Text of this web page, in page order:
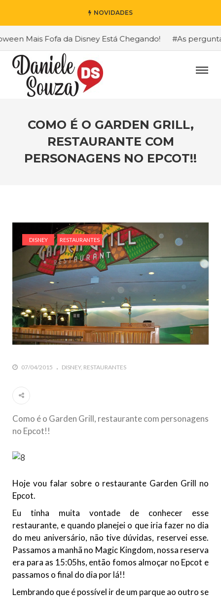
NOVIDADES
Fofa da Disney Está Chegando! #As perguntas que
COMO É O GARDEN GRILL,
RESTAURANTE COM
PERSONAGENS NO EPCOT!!
DISNEY RESTAURANTES
07/04/2015 DISNEY RESTAURANTES
Como é o Garden Grill, restaurante com personagens
no Epcot!!
Hoje vou falar sobre o restaurante Garden Grill no
Epcot.
Eu tinha muita vontade de conhecer esse
restaurante, e quando planejei o que iria fazer no dia
do meu aniversário, não tive dúvidas, reservei esse.
Passamos a manhã no Magic Kingdom, nossa reserva
era para as 15:05hs, então fomos almoçar no Epcot e
passamos o final do dia por lá!!
Lembrando que é possível ir de um parque ao outro se